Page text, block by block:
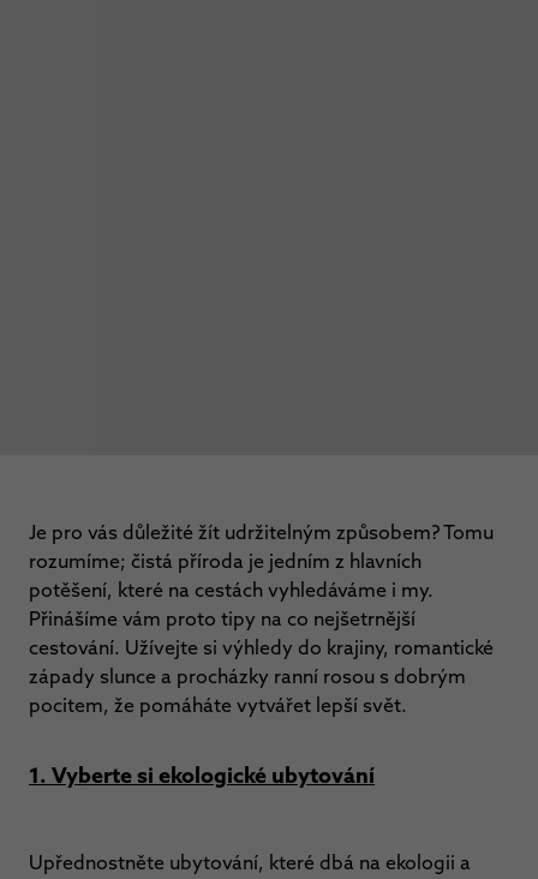
Je pro vás důležité žít udržitelným způsobem? Tomu
rozumíme; čistá příroda je jedním z hlavních
potěšení, které na cestách vyhledáváme i my.
Přinášíme vám proto tipy na co nejšetrnější
cestování. Užívejte si výhledy do krajiny, romantické
západy slunce a procházky ranní rosou s dobrým
pocitem, že pomáháte vytvářet lepší svět.
1. Vyberte si ekologické ubytování
Upřednostněte ubytování, které dbá na ekologii a